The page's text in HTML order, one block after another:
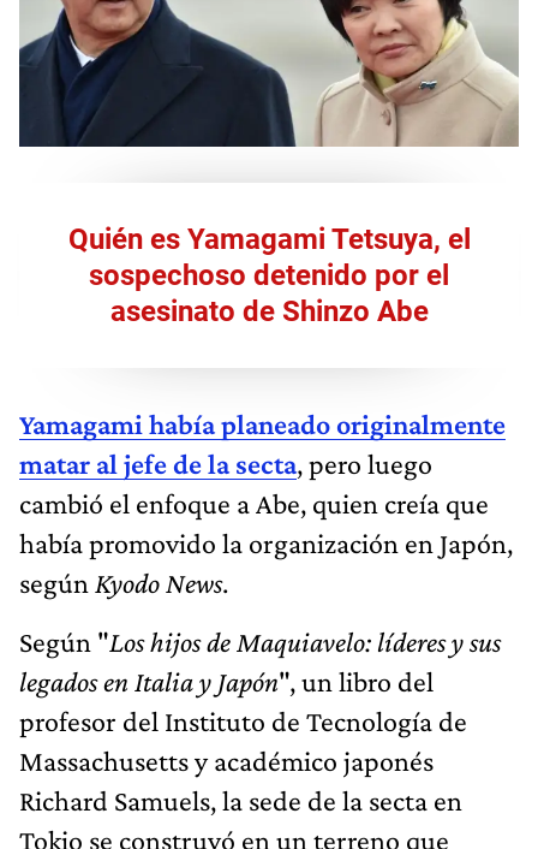
Quién es Yamagami Tetsuya, el
sospechoso detenido por el
asesinato de Shinzo Abe
Yamagami había planeado originalmente
matar al jefe de la secta, pero luego
cambió el enfoque a Abe, quien creía que
había promovido la organización en Japón,
según Kyodo News.
Según "Los hijos de Maquiavelo: líderes y sus
legados en Italia y Japón", un libro del
profesor del Instituto de Tecnología de
Massachusetts y académico japonés
Richard Samuels, la sede de la secta en
Tokio se construyó en un terreno que